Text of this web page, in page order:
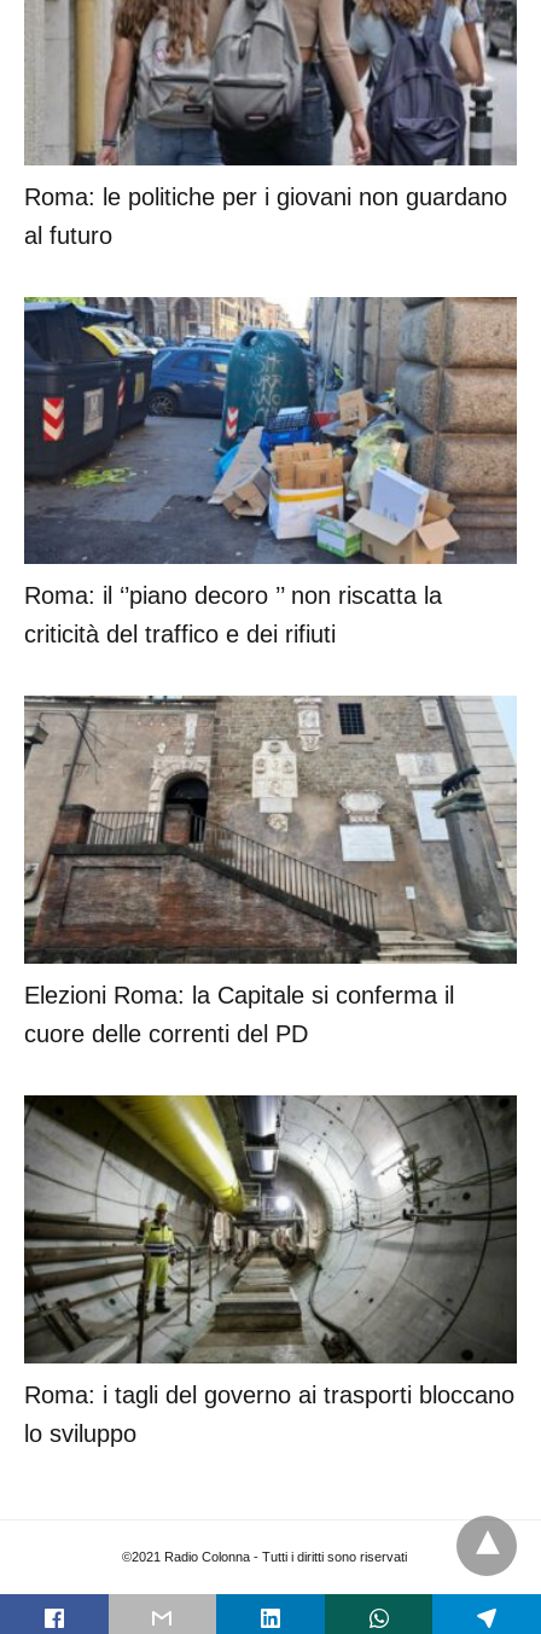
Roma: le politiche per i giovani non guardano
al futuro
Roma: il ‘’piano decoro ’’ non riscatta la
criticità del traffico e dei rifiuti
Elezioni Roma: la Capitale si conferma il
cuore delle correnti del PD
Roma: i tagli del governo ai trasporti bloccano
lo sviluppo
©2021 Radio Colonna - Tutti i diritti sono riservati